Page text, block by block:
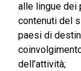
alle lingue dei
contenuti del
paesi di
dell’attività;